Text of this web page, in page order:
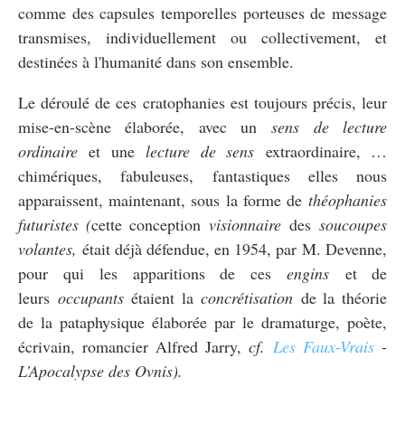
comme des capsules temporelles porteuses de message
transmises, individuellement ou collectivement, et
destinées à l'humanité dans son ensemble.
Le déroulé de ces cratophanies est toujours précis, leur
mise-en-scène élaborée, avec unsens de lecture
ordinaire et une lecture de sens extraordinaire, …
chimériques, fabuleuses, fantastiques elles nous
apparaissent, maintenant, sous la forme dethéophanies
futuristes (cette conception visionnaire des soucoupes
volantes, était déjà défendue, en 1954, par M. Devenne,
pour qui les apparitions de ces engins et de
leurs occupantsétaient laconcrétisation de la théorie
de la pataphysique élaborée par le dramaturge, poète,
écrivain, romancier Alfred Jarry, cf. Les Faux-Vrais -
L’Apocalypse des Ovnis).